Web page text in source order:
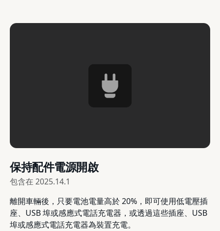
保持配件電源開啟
包含在 2025.14.1
離開車輛後，只要電池電量高於 20%，即可使用低電壓插
座、USB 埠或感應式電話充電器，或透過這些插座、USB
埠或感應式電話充電器為裝置充電。